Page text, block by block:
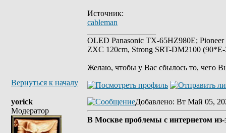
Источник:
cableman
OLED Panasonic TX-65HZ980E;
ZXC 120cm, Strong SRT-DM2100
Желаю, чтобы у Вас сбылось то, чего
Вернуться к началу
yorick
Модератор
Добавлено: Вт Май 05,
В Москве проблемы с интернетом